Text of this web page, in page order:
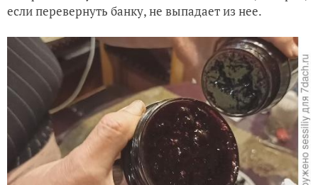
если перевернуть банку, не выпадает из нее.